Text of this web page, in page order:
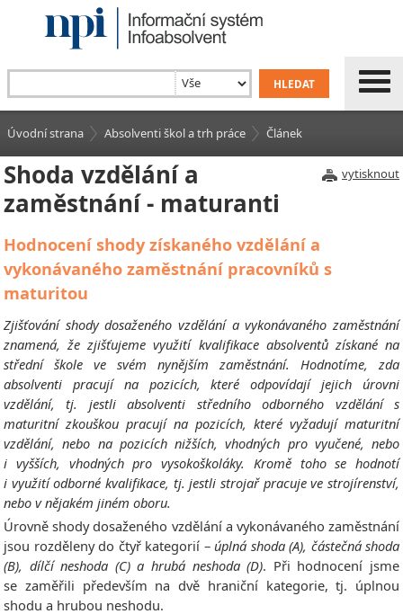
Úvodní strana Absolventi škol a trh práce Článek
vytisknout
Shoda vzdělání a
zaměstnání - maturanti
Hodnocení shody získaného vzdělání a
vykonávaného zaměstnání pracovníků s
maturitou
Zjišťování shody dosaženého vzdělání a vykonávaného zaměstnání
znamená, že zjišťujeme využití kvalifikace absolventů získané na
střední škole ve svém nynějším zaměstnání. Hodnotíme, zda
absolventi pracují na pozicích, které odpovídají jejich úrovni
vzdělání, tj. jestli absolventi středního odborného vzdělání s
maturitní zkouškou pracují na pozicích, které vyžadují maturitní
vzdělání, nebo na pozicích nižších, vhodných pro vyučené, nebo
i vyšších, vhodných pro vysokoškoláky. Kromě toho se hodnotí
i využití odborné kvalifikace, tj. jestli strojař pracuje ve strojírenství,
nebo v nějakém jiném oboru.
Úrovně shody dosaženého vzdělání a vykonávaného zaměstnání
jsou rozděleny do čtyř kategorií – úplná shoda (A), částečná shoda
(B), dílčí neshoda (C) a hrubá neshoda (D). Při hodnocení jsme
se zaměřili především na dvě hraniční kategorie, tj. úplnou
shodu a hrubou neshodu.